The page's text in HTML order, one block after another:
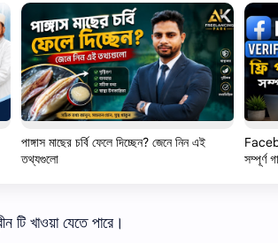
পাঙ্গাস মাছের চর্বি ফেলে দিচ্ছেন? জেনে নিন এই
তথ্যগুলো
সম্পূর্ণ
টি খাওয়া যেতে পারে।